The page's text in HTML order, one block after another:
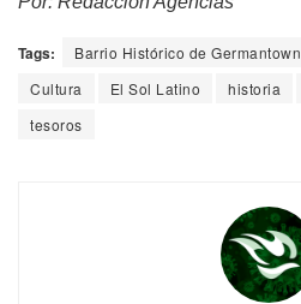
Tags: Barrio Histórico de Germantown
Cultura
El Sol Latino historia
tesoros